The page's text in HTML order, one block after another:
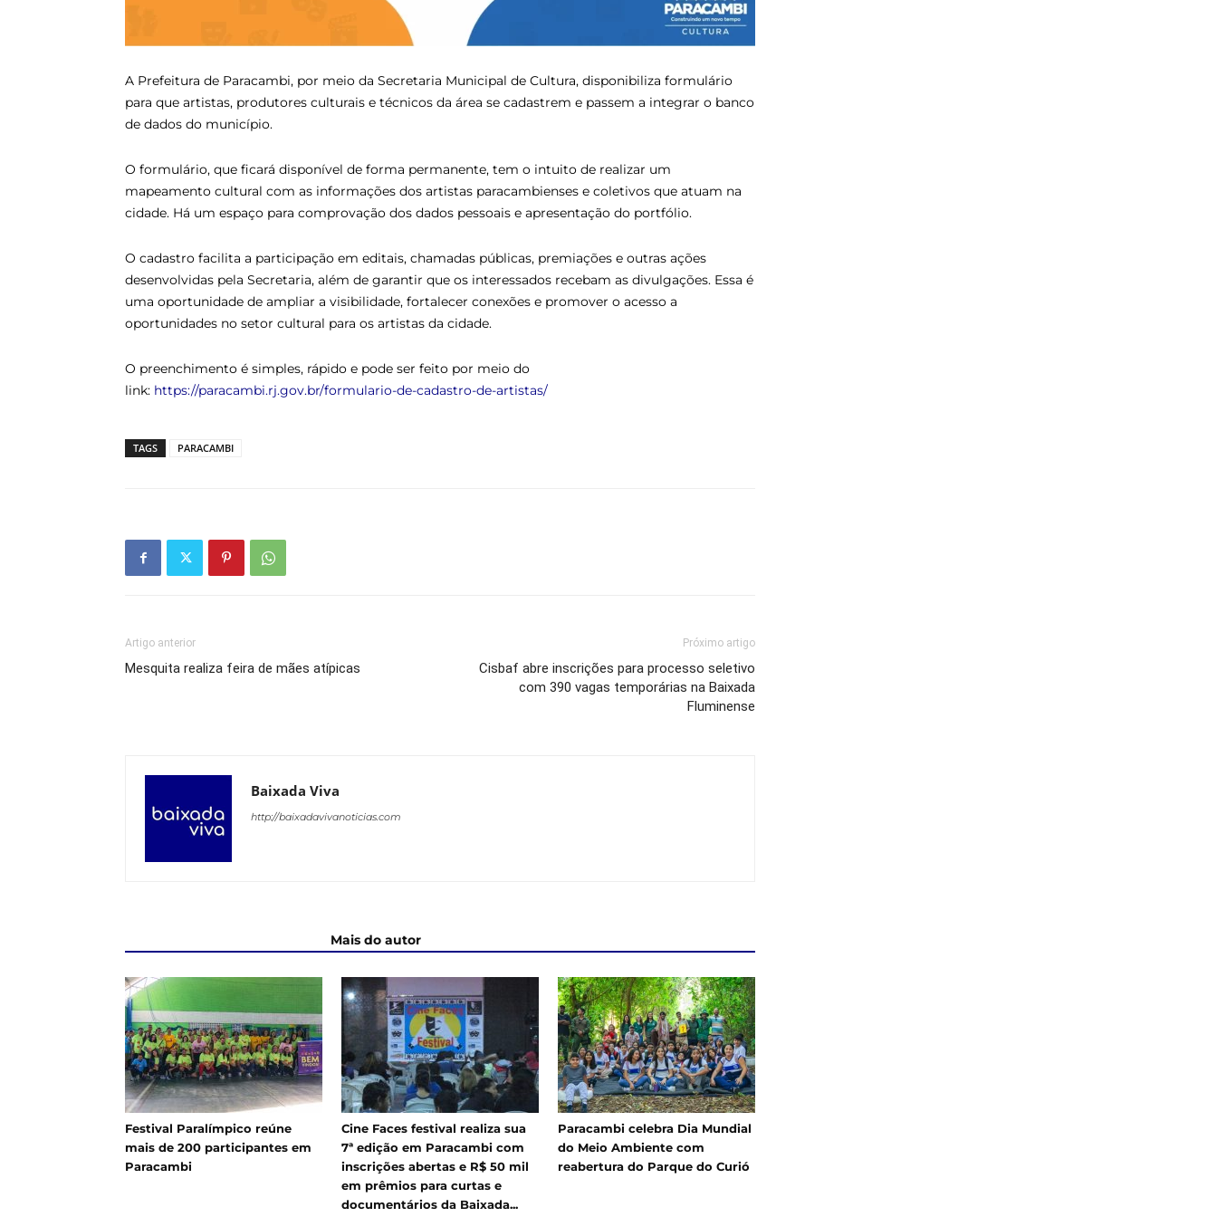
A Prefeitura de Paracambi, por meio da Secretaria Municipal de Cultura, disponibiliza formulário
para que artistas, produtores culturais e técnicos da área se cadastrem e passem a integrar o banco
de dados do município.
O formulário, que ficará disponível de forma permanente, tem o intuito de realizar um
mapeamento cultural com as informações dos artistas paracambienses e coletivos que atuam na
cidade. Há um espaço para comprovação dos dados pessoais e apresentação do portfólio.
O cadastro facilita a participação em editais, chamadas públicas, premiações e outras ações
desenvolvidas pela Secretaria, além de garantir que os interessados recebam as divulgações. Essa é
uma oportunidade de ampliar a visibilidade, fortalecer conexões e promover o acesso a
oportunidades no setor cultural para os artistas da cidade.
O preenchimento é simples, rápido e pode ser feito por meio do
link: https://paracambi.rj.gov.br/formulario-de-cadastro-de-artistas/
TAGS PARACAMBI
Artigo anterior
Mesquita realiza feira de mães atípicas
Próximo artigo
Cisbaf abre inscrições para processo seletivo
com 390 vagas temporárias na Baixada
Fluminense
Baixada Viva
http://baixadavivanoticias.com
Mais do autor
Festival Paralímpico reúne
mais de 200 participantes em
Paracambi
Cine Faces festival realiza sua
7ª edição em Paracambi com
inscrições abertas e R$ 50 mil
em prêmios para curtas e
documentários da Baixada...
Paracambi celebra Dia Mundial
do Meio Ambiente com
reabertura do Parque do Curió